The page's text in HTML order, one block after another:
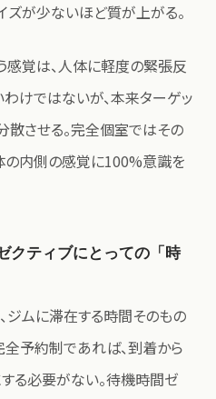
ズが少ないほど質が上がる。
感覚は、人体に軽度の緊張反
けではないが、本来ターゲッ
散させる。完全個室ではその
の内側の感覚に100%意識を
クティブにとっての「時
ジムに滞在する時間そのもの
予約制であれば、到着から
る必要がない。待機時間ゼ